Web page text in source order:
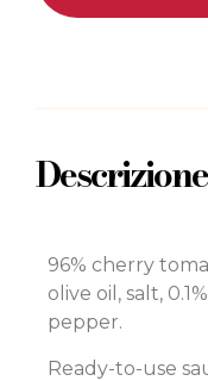
Descrizione
96% cherry
olive oil, salt,
pepper.
Ready-to-use